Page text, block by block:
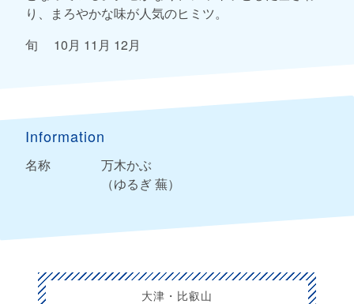
り、まろやかな味が人気のヒミツ。
旬 10月 11月 12月
Information
名称
万木かぶ
（ゆるぎ 蕪）
大津・比叡山